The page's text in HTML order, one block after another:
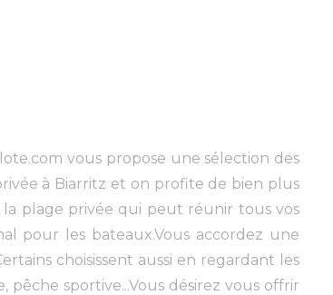
vous propose une sélection des
à Biarritz et on profite de bien plus
la plage privée qui peut réunir tous vos
pour les bateaux.Vous accordez une
choisissent aussi en regardant les
sportive...Vous désirez vous offrir